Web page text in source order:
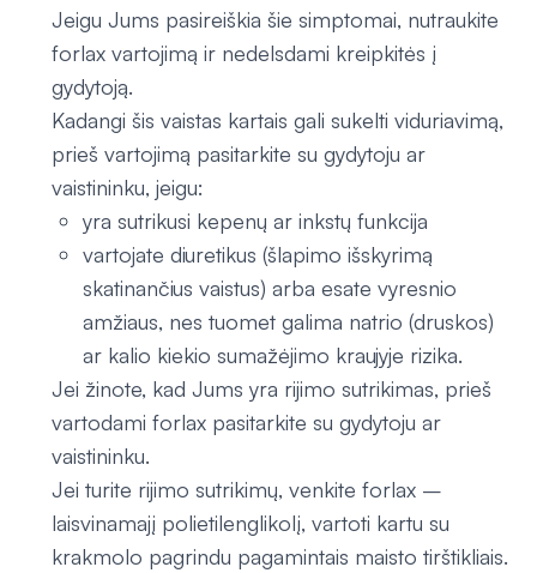
Jeigu Jums pasireiškia šie simptomai, nutraukite
forlax vartojimą ir nedelsdami kreipkitės į
gydytoją.
Kadangi šis vaistas kartais gali sukelti viduriavimą,
prieš vartojimą pasitarkite su gydytoju ar
vaistininku, jeigu:
yra sutrikusi kepenų ar inkstų funkcija
vartojate diuretikus (šlapimo išskyrimą
skatinančius vaistus) arba esate vyresnio
amžiaus, nes tuomet galima natrio (druskos)
ar kalio kiekio sumažėjimo kraujyje rizika.
Jei žinote, kad Jums yra rijimo sutrikimas, prieš
vartodami forlax pasitarkite su gydytoju ar
vaistininku.
Jei turite rijimo sutrikimų, venkite forlax –
laisvinamajį polietilenglikolį, vartoti kartu su
krakmolo pagrindu pagamintais maisto tirštikliais.